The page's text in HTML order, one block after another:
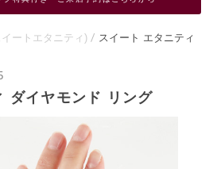
ートエタニティ)
スイート エタニティ
ダイヤモンド リング